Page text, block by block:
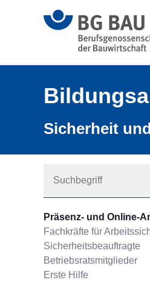
Sicherheit
Präsenz- und Online-
Fachkräfte für
Sicherheitsbeauftragte
Betriebsratsmitglieder
Erste Hilfe